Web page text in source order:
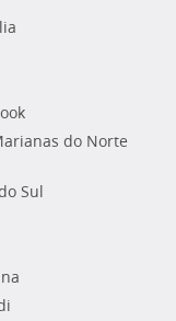
do Norte
Sul